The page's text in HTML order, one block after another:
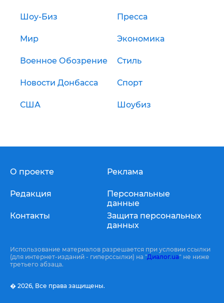
Шоу-Биз Пресса
Мир Экономика
Военное Обозрение Стиль
Новости Донбасса Спорт
США Шоубиз
О проекте
Редакция
Контакты
Реклама
Персональные
данные
Защита персональных
данных
Использование материалов разрешается при условии ссылки
(для интернет-изданий - гиперссылки) на "Диалог.ua" не ниже
третьего абзаца.
� 2026, Все права защищены.